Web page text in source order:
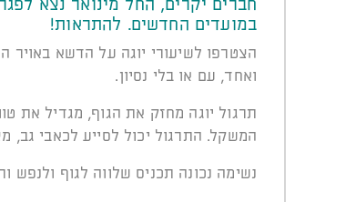
חברים יקרים, החל מינואר נצא
במועדים החדשים. להתראות!
הצטרפו לשיעורי יוגה על הדשא באויר
ואחד, עם או בלי נסיון.
תרגול יוגה מחזק את הגוף, מגדיל את
המשקל. התרגול יכול לסייע לכאבי גב,
נשימה נכונה תכניס שלווה לגוף ולנפש